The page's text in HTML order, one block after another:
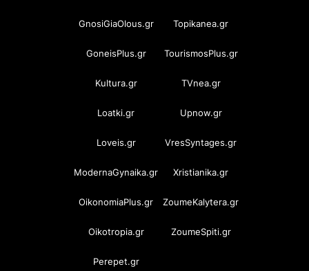
GnosiGiaOlous.gr Topikanea.gr
GoneisPlus.gr TourismosPlus.gr
Kultura.gr TVnea.gr
Loatki.gr Upnow.gr
Loveis.gr VresSyntages.gr
ModernaGynaika.gr Xristianika.gr
OikonomiaPlus.gr ZoumeKalytera.gr
Oikotropia.gr ZoumeSpiti.gr
Perepet.gr